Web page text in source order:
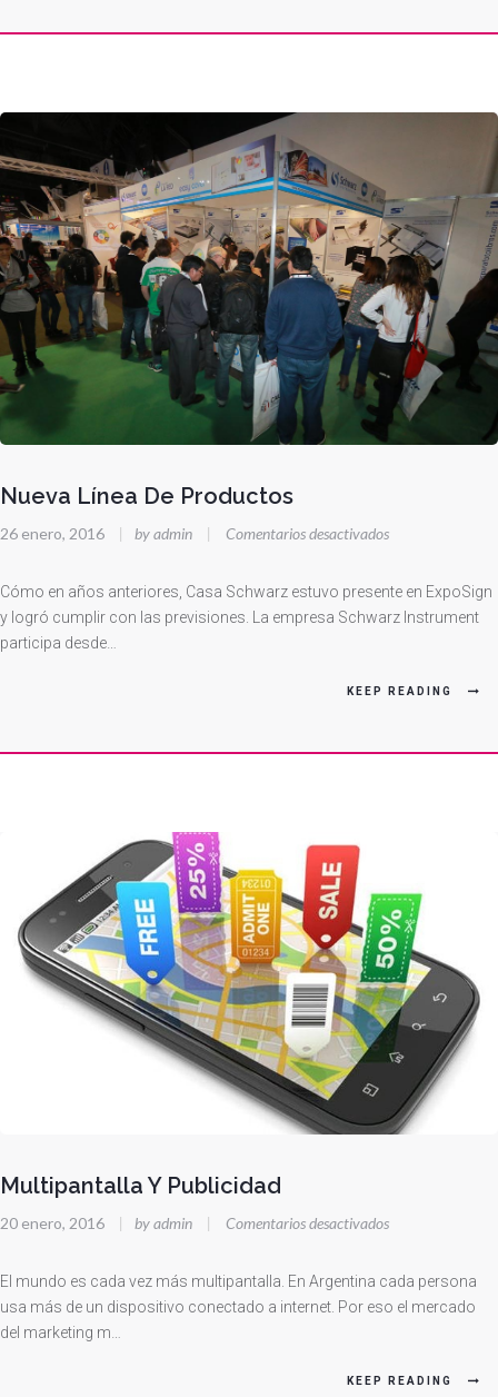
Nueva Línea De Productos
26 enero, 2016 | by admin | Comentarios desactivadosen
Línea
De
Cómo en años anteriores, Casa Schwarz estuvo presente en ExpoSign
y logró cumplir con las previsiones. La empresa Schwarz Instrument
participa desde…
KEEP READING
Multipantalla Y Publicidad
20 enero, 2016 | by admin | Comentarios desactivadosen
Y
Publicidad
El mundo es cada vez más multipantalla. En Argentina cada persona
usa más de un dispositivo conectado a internet. Por eso el mercado
del marketing m…
KEEP READING